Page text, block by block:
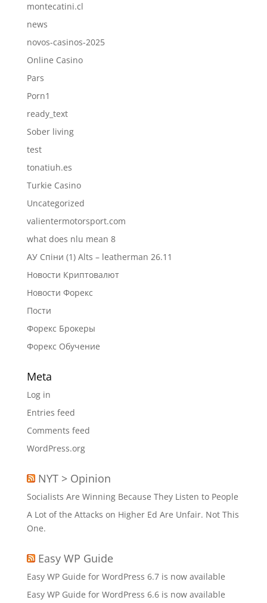
montecatini.cl
news
novos-casinos-2025
Online Casino
Pars
Porn1
ready_text
Sober living
test
tonatiuh.es
Turkie Casino
Uncategorized
valientermotorsport.com
what does nlu mean 8
АУ Спіни (1) Alts – leatherman 26.11
Новости Криптовалют
Новости Форекс
Пости
Форекс Брокеры
Форекс Обучение
Meta
Log in
Entries feed
Comments feed
WordPress.org
NYT > Opinion
Socialists Are Winning Because They Listen to People
A Lot of the Attacks on Higher Ed Are Unfair. Not This
One.
Easy WP Guide
Easy WP Guide for WordPress 6.7 is now available
Easy WP Guide for WordPress 6.6 is now available